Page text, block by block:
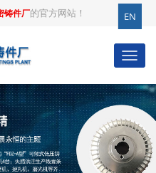
铸件厂的官方网站！ EN